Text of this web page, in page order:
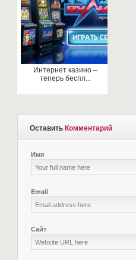
Интернет казино –
теперь беспл...
ОставитьКомментарий
Имя
Email
Сайт